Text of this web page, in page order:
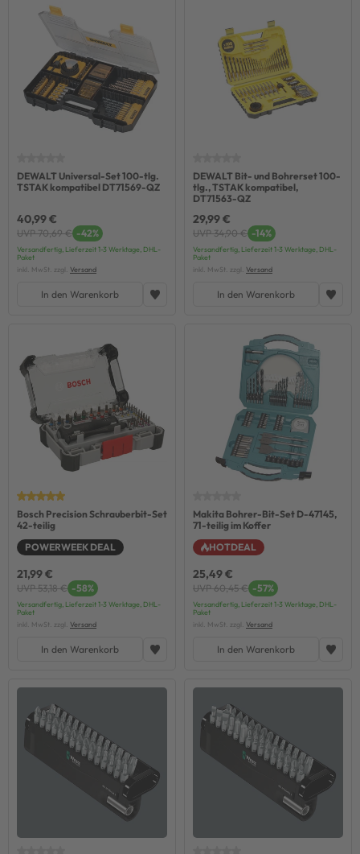
DEWALT Universal-Set 100-tlg.
TSTAK kompatibel DT71569-QZ
40,99 €
UVP 70,69 € -42%
Versandfertig, Lieferzeit 1-3 Werktage, DHL-
Paket
inkl. MwSt. zzgl. Versand
In den Warenkorb
DEWALT Bit- und Bohrerset 100-
tlg., TSTAK kompatibel,
DT71563-QZ
29,99 €
UVP 34,90 € -14%
Versandfertig, Lieferzeit 1-3 Werktage, DHL-
Paket
inkl. MwSt. zzgl. Versand
In den Warenkorb
Bosch Precision Schrauberbit-Set
42-teilig
POWERWEEK DEAL
21,99 €
UVP 53,18 € -58%
Versandfertig, Lieferzeit 1-3 Werktage, DHL-
Paket
inkl. MwSt. zzgl. Versand
In den Warenkorb
Makita Bohrer-Bit-Set D-47145,
71-teilig im Koffer
HOTDEAL
25,49 €
UVP 60,45 € -57%
Versandfertig, Lieferzeit 1-3 Werktage, DHL-
Paket
inkl. MwSt. zzgl. Versand
In den Warenkorb